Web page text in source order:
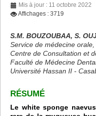
Mis à jour : 11 octobre 2022
Affichages : 3719
S.M. BOUZOUBAA, S.
Service de médecine orale,
Centre de Consultation et
Faculté de Médecine
Université Hassan II -
RÉSUMÉ
Le white sponge